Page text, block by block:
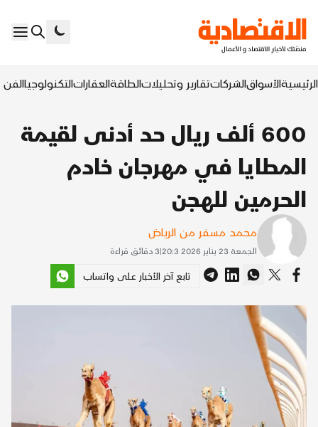
الرئيسيةالأسواقالشركاتتقارير وتحليلاتالطاقةالعقاراتالتكنولوجياالفن
600 ألف ريال حد أدنى لقيمة
المطايا في مهرجان خادم
الحرمين للهجن
محمد مسفر من الرياض
الجمعة 23 يناير 2026 20:3 |
3 دقائق قراءة
تابع آخر الأخبار على واتساب